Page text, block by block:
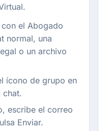
el Abogado
normal, una
o un archivo
ícono de grupo en
chat.
escribe el correo
Enviar.